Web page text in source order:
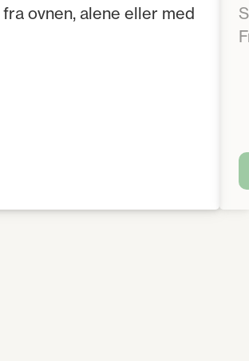
ovnen, alene eller med